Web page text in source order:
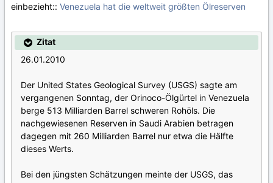
einbezieht:: Venezuela hat die weltweit größten Ölreserven
Zitat
26.01.2010
Der United States Geological Survey (USGS) sagte am
vergangenen Sonntag, der Orinoco-Ölgürtel in Venezuela
berge 513 Milliarden Barrel schweren Rohöls. Die
nachgewiesenen Reserven in Saudi Arabien betragen
dagegen mit 260 Milliarden Barrel nur etwa die Hälfte
dieses Werts.
Bei den jüngsten Schätzungen meinte der USGS, das